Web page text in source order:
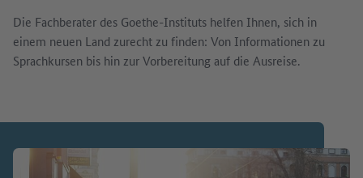
Die Fachberater des Goethe-Instituts helfen Ihnen, sich in
einem neuen Land zurecht zu finden: Von Informationen zu
Sprachkursen bis hin zur Vorbereitung auf die Ausreise.